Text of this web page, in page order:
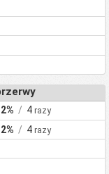
/ 4razy
/ 4razy